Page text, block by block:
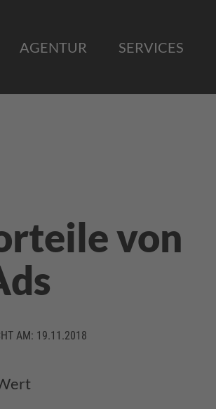
AGENTUR SERVICES
von
AM: 19.11.2018